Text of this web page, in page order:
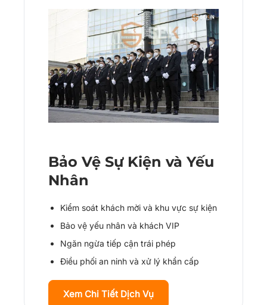
Bảo Vệ Sự Kiện và Yếu
Nhân
Kiểm soát khách mời và khu vực sự kiện
Bảo vệ yếu nhân và khách VIP
Ngăn ngừa tiếp cận trái phép
Điều phối an ninh và xử lý khẩn cấp
Xem Chi Tiết Dịch Vụ